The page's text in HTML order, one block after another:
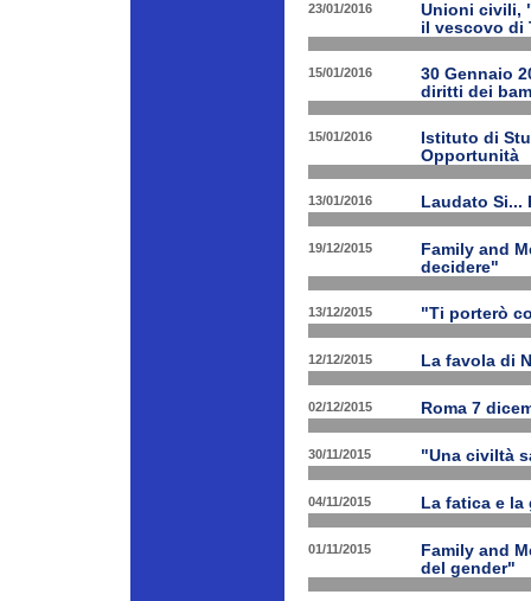
23/01/2016
Unioni civili,
il vescovo di
15/01/2016
30 Gennaio
diritti dei
15/01/2016
Istituto di
Opportunità
13/01/2016 Laudato Si...
19/12/2015
Family and
decidere"
13/12/2015 "Ti porterò
12/12/2015 La favola di
02/12/2015 Roma 7
30/11/2015 "Una civiltà
04/11/2015 La fatica e
01/11/2015
Family and
del gender"